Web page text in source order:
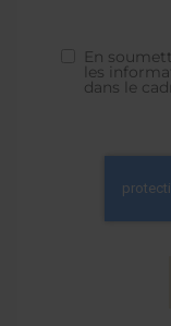
En
les
dans le